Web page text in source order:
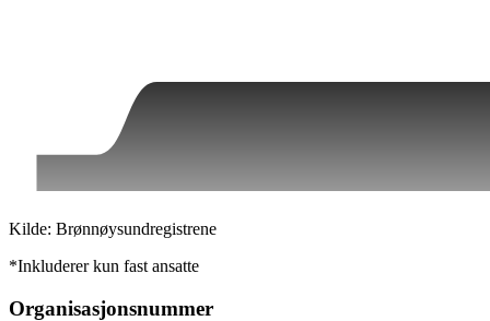
Kilde: Brønnøysundregistrene
*Inkluderer kun fast ansatte
Organisasjonsnummer